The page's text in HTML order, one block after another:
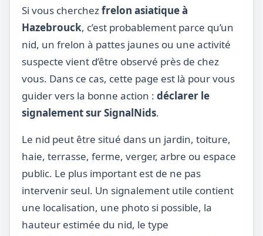
Si vous cherchezfrelon asiatique à
Hazebrouck, c’est probablement parce qu’un
nid, un frelon à pattes jaunes ou une activité
suspecte vient d’être observé près de chez
vous. Dans ce cas, cette page est là pour vous
guider vers la bonne action : déclarer le
signalement sur SignalNids.
Le nid peut être situé dans un jardin, toiture,
haie, terrasse, ferme, verger, arbre ou espace
public. Le plus important est de ne pas
intervenir seul. Un signalement utile contient
une localisation, une photo si possible, la
hauteur estimée du nid, le type